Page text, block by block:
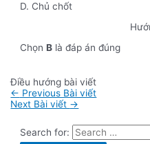
D. Chủ chốt
ChọnB là đáp án đúng
Điều hướng bài viết
← Previous Bài viết
Next Bài viết →
Search for: